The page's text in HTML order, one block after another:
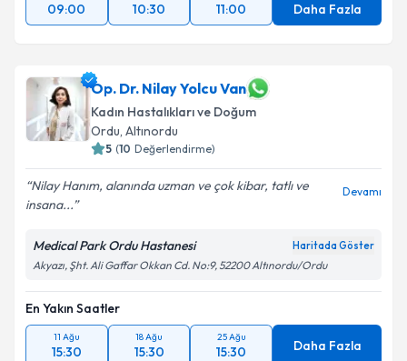
09:00
10:30 11:00 Daha Fazla
Op. Dr. Nilay Yolcu Van
Kadın Hastalıkları ve Doğum
Ordu, Altınordu
5 (10 Değerlendirme)
Nilay Hanım, alanında uzman ve çok kibar, tatlı ve
insana...
Devamı
Medical Park Ordu Hastanesi Haritada Göster
Akyazı, Şht. Ali Gaffar Okkan Cd. No:9, 52200 Altınordu/Ordu
En Yakın Saatler
11 Ağu
15:30
18 Ağu
15:30
25 Ağu
15:30 Daha Fazla